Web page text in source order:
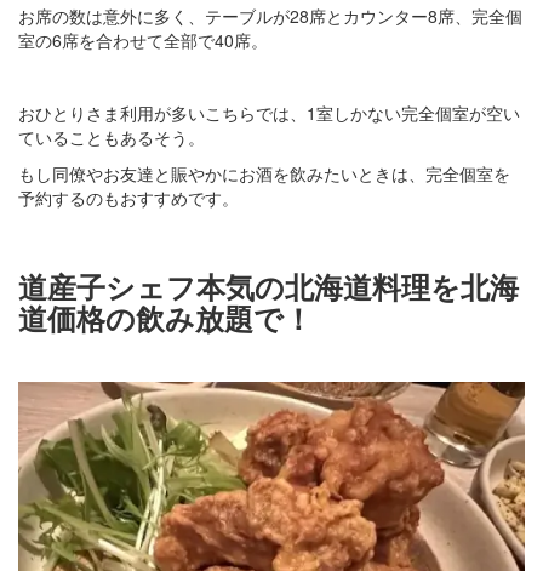
お席の数は意外に多く、テーブルが28席とカウンター8席、完全個
室の6席を合わせて全部で40席。
おひとりさま利用が多いこちらでは、1室しかない完全個室が空い
ていることもあるそう。
もし同僚やお友達と賑やかにお酒を飲みたいときは、完全個室を
予約するのもおすすめです。
道産子シェフ本気の北海道料理を北海
道価格の飲み放題で！